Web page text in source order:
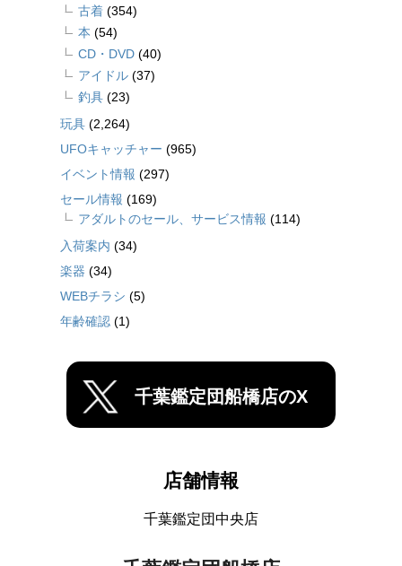
古着 (354)
本 (54)
CD・DVD (40)
アイドル (37)
釣具 (23)
玩具 (2,264)
UFOキャッチャー (965)
イベント情報 (297)
セール情報 (169)
アダルトのセール、サービス情報 (114)
入荷案内 (34)
楽器 (34)
WEBチラシ (5)
年齢確認 (1)
千葉鑑定団船橋店のX
店舗情報
千葉鑑定団中央店